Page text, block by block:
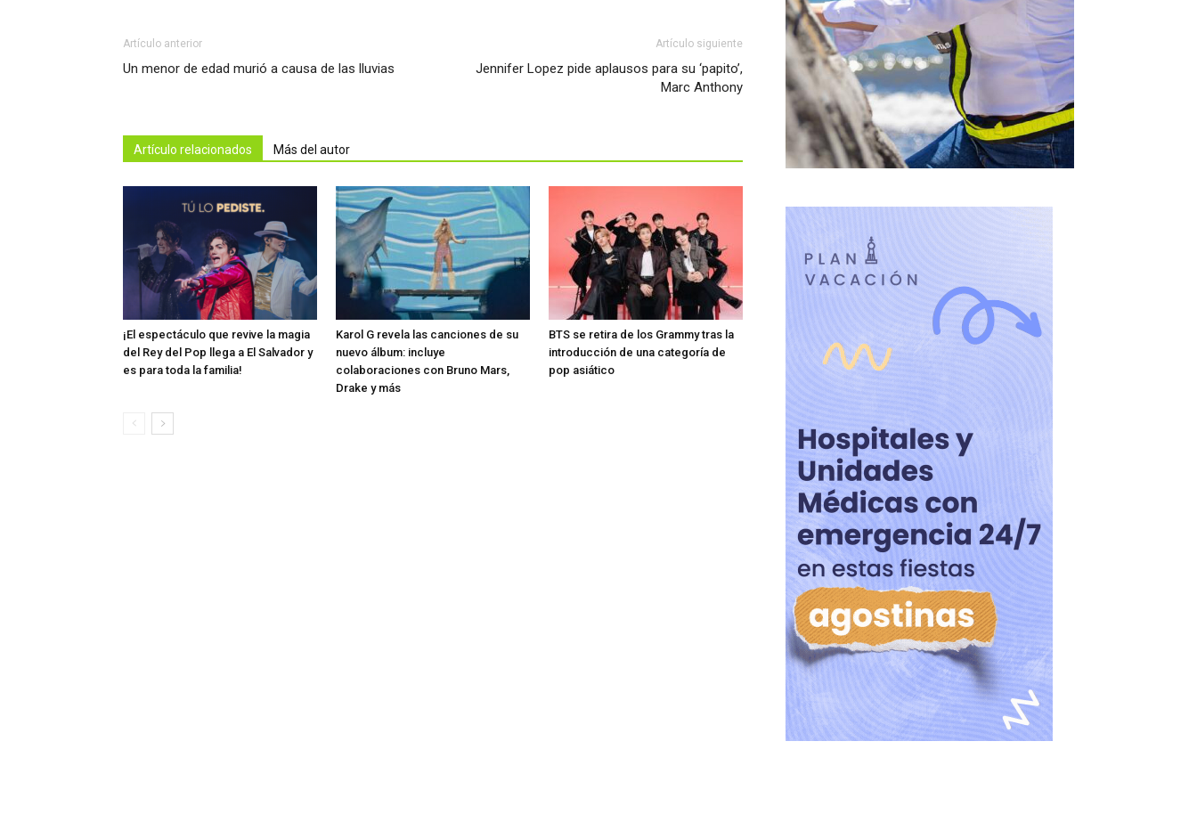
Artículo anterior
Un menor de edad murió a causa de las lluvias
Artículo siguiente
Jennifer Lopez pide aplausos para su ‘papito’,
Marc Anthony
Artículo relacionados Más del autor
¡El espectáculo que revive la magia
del Rey del Pop llega a El Salvador y
es para toda la familia!
Karol G revela las canciones de su
nuevo álbum: incluye
colaboraciones con Bruno Mars,
Drake y más
BTS se retira de los Grammy tras la
introducción de una categoría de
pop asiático